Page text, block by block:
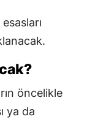
öncelikle
ya da